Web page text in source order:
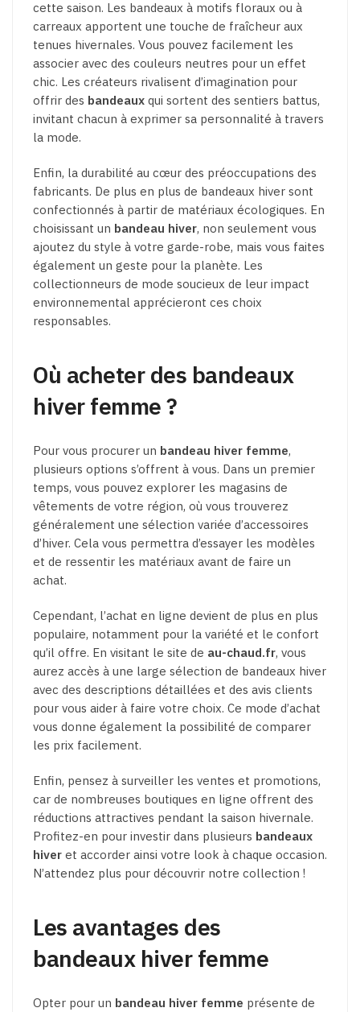
cette saison. Les bandeaux à motifs floraux ou à
carreaux apportent une touche de fraîcheur aux
tenues hivernales. Vous pouvez facilement les
associer avec des couleurs neutres pour un effet
chic. Les créateurs rivalisent d’imagination pour
offrir des bandeaux qui sortent des sentiers battus,
invitant chacun à exprimer sa personnalité à travers
la mode.
Enfin, la durabilité au cœur des préoccupations des
fabricants. De plus en plus de bandeaux hiver sont
confectionnés à partir de matériaux écologiques. En
choisissant un bandeau hiver, non seulement vous
ajoutez du style à votre garde-robe, mais vous faites
également un geste pour la planète. Les
collectionneurs de mode soucieux de leur impact
environnemental apprécieront ces choix
responsables.
Où acheter des bandeaux
hiver femme ?
Pour vous procurer un bandeau hiver femme,
plusieurs options s’offrent à vous. Dans un premier
temps, vous pouvez explorer les magasins de
vêtements de votre région, où vous trouverez
généralement une sélection variée d’accessoires
d’hiver. Cela vous permettra d’essayer les modèles
et de ressentir les matériaux avant de faire un
achat.
Cependant, l’achat en ligne devient de plus en plus
populaire, notamment pour la variété et le confort
qu’il offre. En visitant le site de au-chaud.fr, vous
aurez accès à une large sélection de bandeaux hiver
avec des descriptions détaillées et des avis clients
pour vous aider à faire votre choix. Ce mode d’achat
vous donne également la possibilité de comparer
les prix facilement.
Enfin, pensez à surveiller les ventes et promotions,
car de nombreuses boutiques en ligne offrent des
réductions attractives pendant la saison hivernale.
Profitez-en pour investir dans plusieurs bandeaux
hiver et accorder ainsi votre look à chaque occasion.
N’attendez plus pour découvrir notre collection !
Les avantages des
bandeaux hiver femme
Opter pour un bandeau hiver femme présente de